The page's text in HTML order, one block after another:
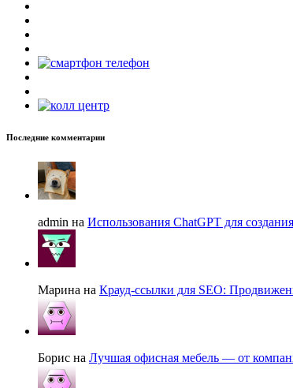
Последние комментарии
admin на Использования ChatGPT для
Марина на Крауд-ссылки для SEO:
Борис на Лучшая офисная мебель — от